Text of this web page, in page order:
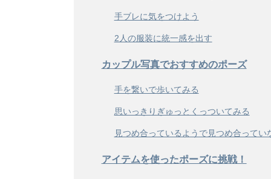
手ブレに気をつけよう
2人の服装に統一感を出す
カップル写真でおすすめのポーズ
手を繋いで歩いてみる
思いっきりぎゅっとくっついてみる
見つめ合っているようで見つめ合ってい
アイテムを使ったポーズに挑戦！